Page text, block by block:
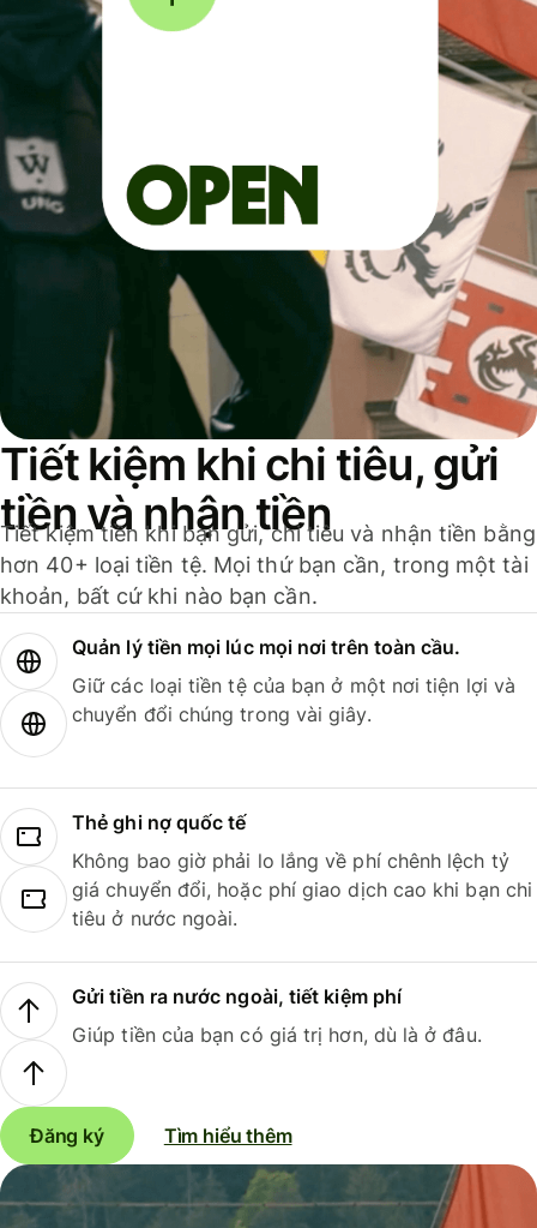
Tiết kiệm khi chi tiêu, gửi
tiền và nhận tiền
Tiết kiệm tiền khi bạn gửi, chi tiêu và nhận tiền bằng
hơn 40+ loại tiền tệ. Mọi thứ bạn cần, trong một tài
khoản, bất cứ khi nào bạn cần.
Quản lý tiền mọi lúc mọi nơi trên toàn cầu.
Giữ các loại tiền tệ của bạn ở một nơi tiện lợi và
chuyển đổi chúng trong vài giây.
Thẻ ghi nợ quốc tế
Không bao giờ phải lo lắng về phí chênh lệch tỷ
giá chuyển đổi, hoặc phí giao dịch cao khi bạn chi
tiêu ở nước ngoài.
Gửi tiền ra nước ngoài, tiết kiệm phí
Giúp tiền của bạn có giá trị hơn, dù là ở đâu.
Đăng ký Tìm hiểu thêm